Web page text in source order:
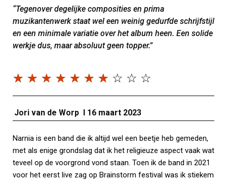
“Tegenover degelijke composities en prima
muzikantenwerk staat wel een weinig gedurfde schrijfstijl
en een minimale variatie over het album heen. Een solide
werkje dus, maar absoluut geen topper.”
☆ ☆ ☆ ☆ ☆ ☆ ☆ ☆ ☆ ☆
Jori van de Worp I 16 maart 2023
Narnia is een band die ik altijd wel een beetje heb gemeden,
met als enige grondslag dat ik het religieuze aspect vaak wat
teveel op de voorgrond vond staan. Toen ik de band in 2021
voor het eerst live zag op Brainstorm festival was ik stiekem